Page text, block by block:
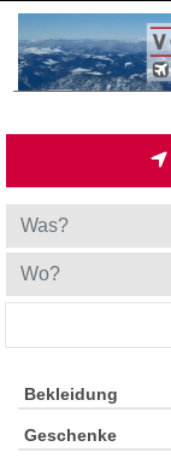
Bekleidung
Geschenke